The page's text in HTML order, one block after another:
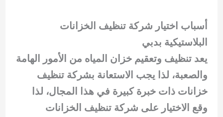
أسباب اختيار شركة تنظيف الخزانات
البلاستيكية بدبي
يعد تنظيف وتعقيم خزان المياه من الأمور الهامة
والصعبة، لذا يجب الاستعانة بشركة تنظيف
خزانات ذات خبرة كبيرة في هذا المجال، لذا
وقع الاختيار على شركة تنظيف الخزانات